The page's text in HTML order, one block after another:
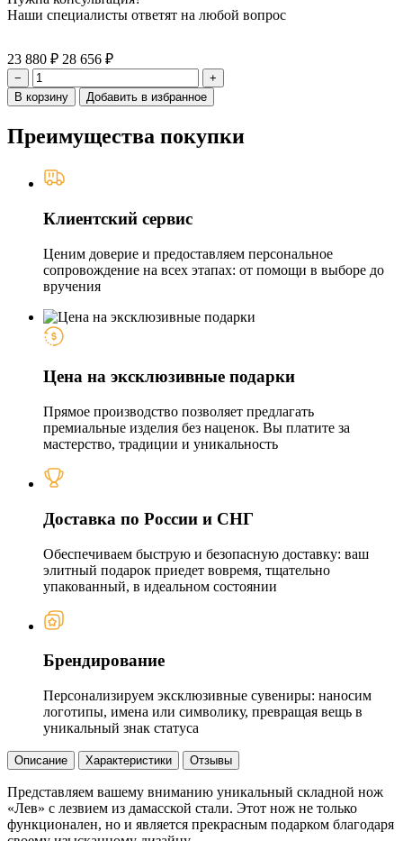
Наши специалисты ответят на любой вопрос
23 880 ₽ 28 656 ₽
−
+
В корзину
Добавить в избранное
Преимущества покупки
Клиентский сервис
Ценим доверие и предоставляем персональное
сопровождение на всех этапах: от помощи в выборе до
вручения
Цена на эксклюзивные подарки
Прямое производство позволяет предлагать
премиальные изделия без наценок. Вы платите за
мастерство, традиции и уникальность
Доставка по России и СНГ
Обеспечиваем быструю и безопасную доставку: ваш
элитный подарок приедет вовремя, тщательно
упакованный, в идеальном состоянии
Брендирование
Персонализируем эксклюзивные сувениры: наносим
логотипы, имена или символику, превращая вещь в
уникальный знак статуса
Описание Характеристики Отзывы
Представляем вашему вниманию уникальный складной нож
«Лев» с лезвием из дамасской стали. Этот нож не только
функционален, но и является прекрасным подарком благодаря